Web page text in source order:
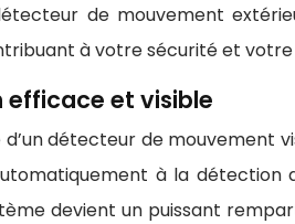
détecteur de mouvement
à votre sécurité et votre
efficace et visible
détecteur de mouvement
à la détection
devient un puissant